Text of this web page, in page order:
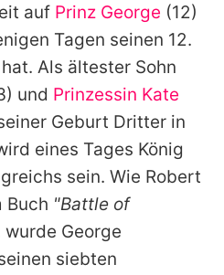
auf Promiflash
Jobs
Team
Richtlinien
auf Prinz George (12)
Tagen seinen 12.
Als ältester Sohn
und Prinzessin Kate
Geburt Dritter in
eines Tages König
sein. Wie Robert
Buch "Battle of
wurde George
siebten